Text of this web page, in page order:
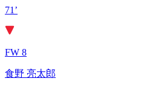
71’
FW 8
食野 亮太郎